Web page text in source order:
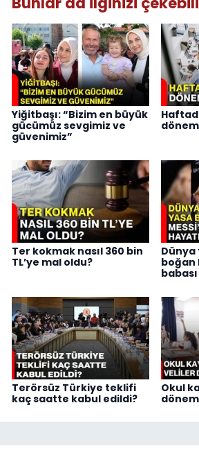
Yiğitbaşı: “Bizim en büyük
gücümüz sevgimiz ve
güvenimiz”
Ter kokmak nasıl 360 bin
TL’ye mal oldu?
boğan
Terörsüz Türkiye teklifi
kaç saatte kabul edildi?
Okul